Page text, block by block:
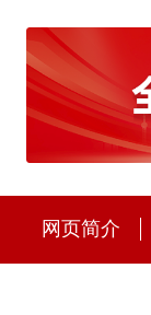
网页简介